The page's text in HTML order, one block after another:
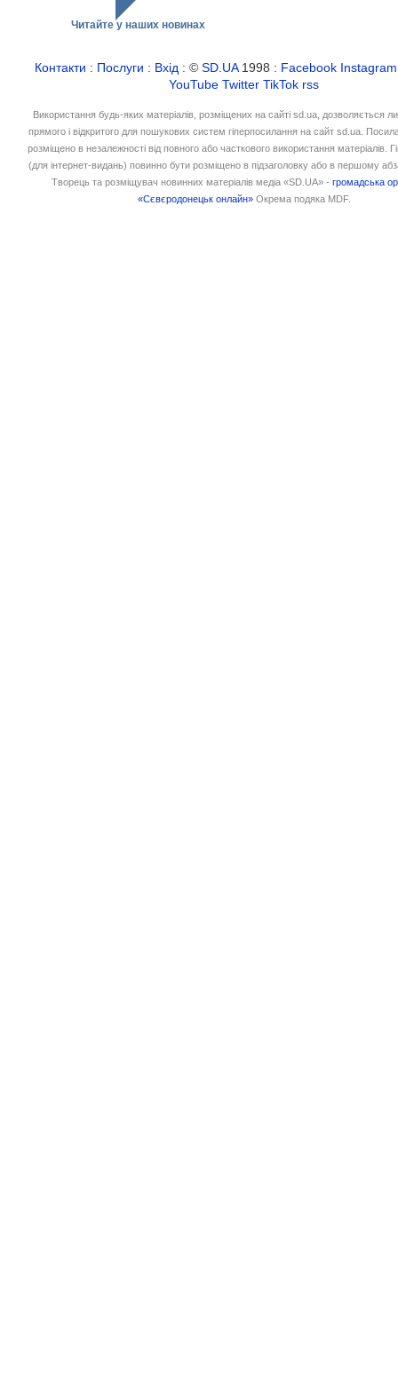
Читайте у наших новинах
Контакти : Послуги : Вхід : ©SD.UA1998 : Facebook Instagram
YouTube Twitter TikTok rss
Використання будь-яких матеріалів, розміщених на сайті sd.ua, дозволяється
прямого і відкритого для пошукових систем гіперпосилання на сайт sd.ua.
розміщено в незалежності від повного або часткового використання матеріалів.
(для інтернет-видань) повинно бути розміщено в підзаголовку або в першому
Творець та розміщувач новинних матеріалів медіа «SD.UA» -громадська
«Сєвєродонецьк онлайн» Окрема подяка MDF.